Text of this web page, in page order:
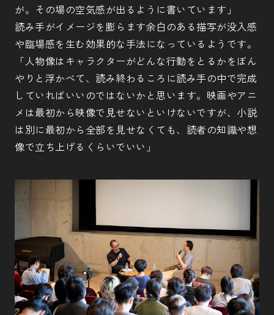
が。その場の空気感が出るように書いています」
読み手がイメージを膨らます余白のある描写が没入感
や臨場感を生む効果的な手法になっているようです。
「人物像はキャラクターがどんな行動をとるかをぼん
やりと浮かべて、読み終わるころに読み手の中で完成
していればいいのではないかと思います。映画やアニ
メは最初から映像で見せないといけないですが、小説
は別に最初から全部を見せなくても、読者の知識や想
像で立ち上げるくらいでいい」